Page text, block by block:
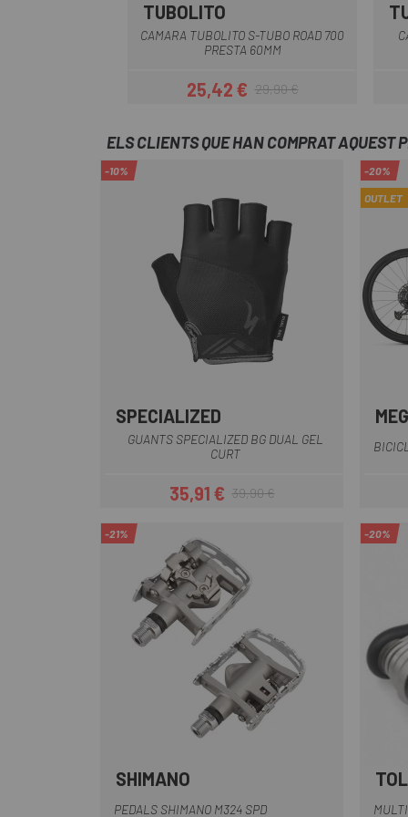
TUBOLITO
CAMARA TUBOLITO S-TUBO ROAD 700
PRESTA 60MM
Preu
25,42 €Preu regular
29,90 €
ELS CLIENTS QUE HAN COMPRAT AQUEST
Negre
-10%
SPECIALIZED
GUANTS SPECIALIZED BG DUAL GEL
CURT
Preu
35,91 €Preu regular
39,90 €
-20%
OUTLET
-21%
SHIMANO
PEDALS SHIMANO M324 SPD
-20%